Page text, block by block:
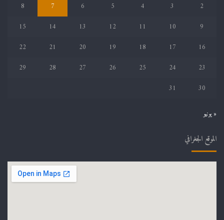
2
3
4
5
6
7
8
9
10
11
12
13
14
15
16
17
18
19
20
21
22
23
24
25
26
27
28
29
30
31
« يونيو
الموقع الجغرافي